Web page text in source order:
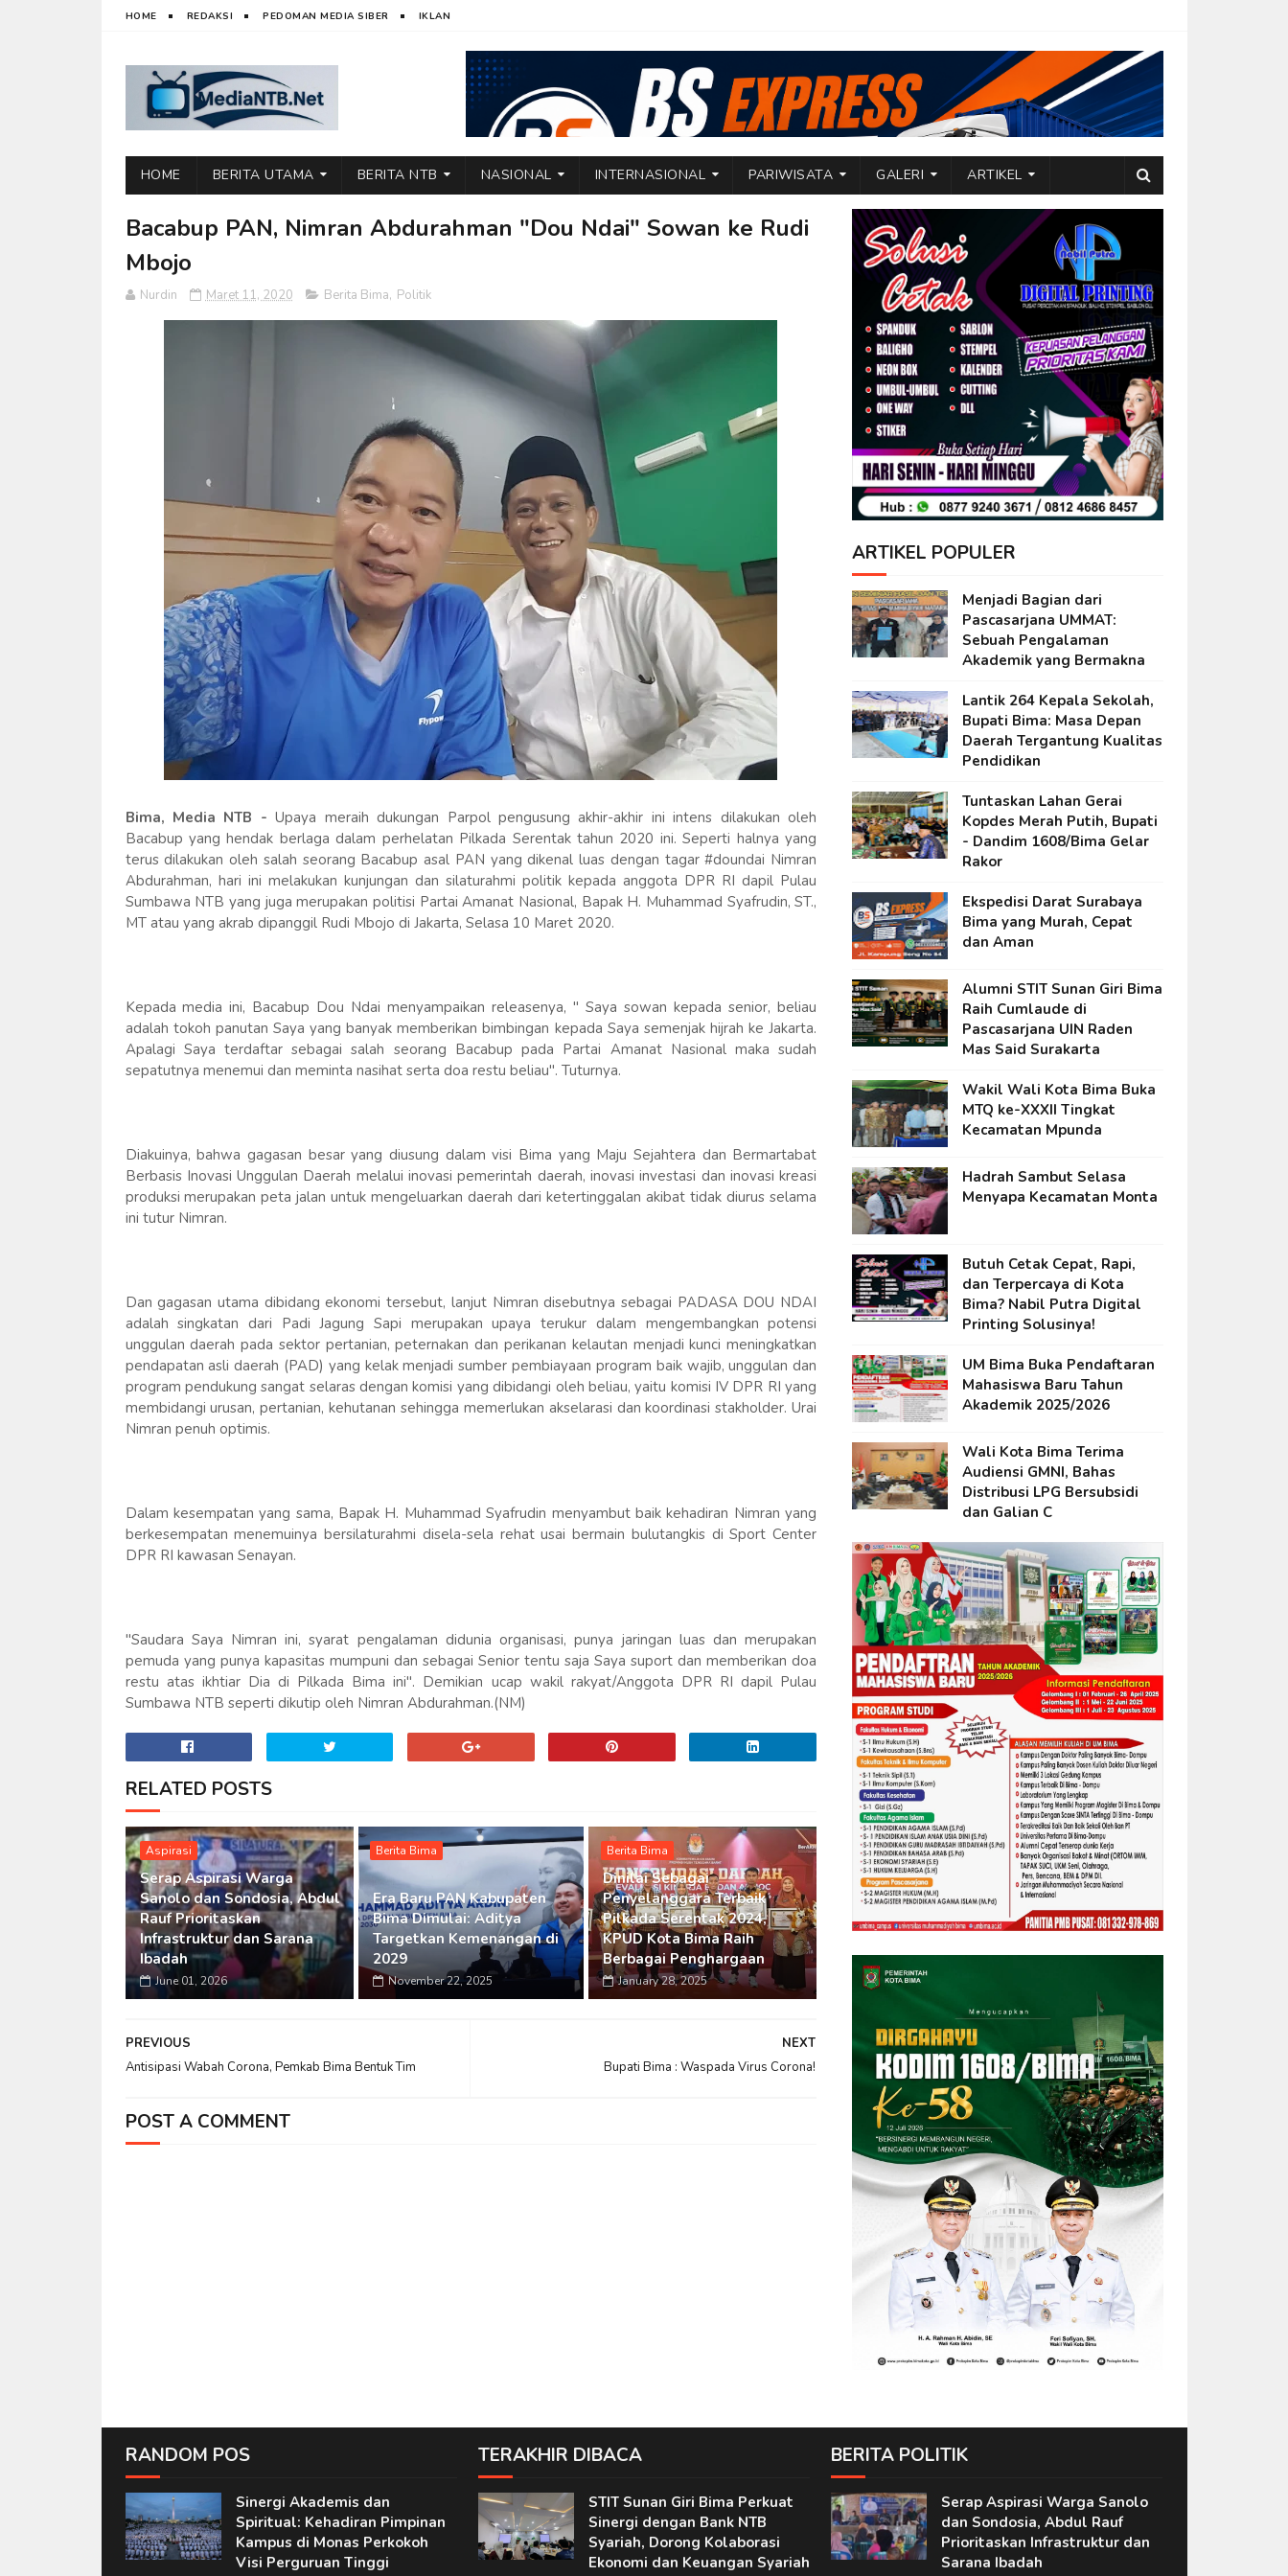
HOME REDAKSI PEDOMAN MEDIA SIBER IKLAN
HOME BERITA UTAMA BERITA NTB NASIONAL INTERNASIONAL PARIWISATA GALERI ARTIKEL
Bacabup PAN, Nimran Abdurahman "Dou Ndai" Sowan ke Rudi
Mbojo
Nurdin Maret 11, 2020 Berita Bima, Politik
Bima, Media NTB -Upaya meraih dukungan Parpol pengusung akhir-akhir ini intens dilakukan oleh
Bacabup yang hendak berlaga dalam perhelatan Pilkada Serentak tahun 2020 ini. Seperti halnya yang
terus dilakukan oleh salah seorang Bacabup asal PAN yang dikenal luas dengan tagar #doundai Nimran
Abdurahman, hari ini melakukan kunjungan dan silaturahmi politik kepada anggota DPR RI dapil Pulau
Sumbawa NTB yang juga merupakan politisi Partai Amanat Nasional, Bapak H. Muhammad Syafrudin, ST.,
MT atau yang akrab dipanggil Rudi Mbojo di Jakarta, Selasa 10 Maret 2020.
Kepada media ini, Bacabup Dou Ndai menyampaikan releasenya, " Saya sowan kepada senior, beliau
adalah tokoh panutan Saya yang banyak memberikan bimbingan kepada Saya semenjak hijrah ke Jakarta.
Apalagi Saya terdaftar sebagai salah seorang Bacabup pada Partai Amanat Nasional maka sudah
sepatutnya menemui dan meminta nasihat serta doa restu beliau". Tuturnya.
Diakuinya, bahwa gagasan besar yang diusung dalam visi Bima yang Maju Sejahtera dan Bermartabat
Berbasis Inovasi Unggulan Daerah melalui inovasi pemerintah daerah, inovasi investasi dan inovasi kreasi
produksi merupakan peta jalan untuk mengeluarkan daerah dari ketertinggalan akibat tidak diurus selama
ini tutur Nimran.
Dan gagasan utama dibidang ekonomi tersebut, lanjut Nimran disebutnya sebagai PADASA DOU NDAI
adalah singkatan dari Padi Jagung Sapi merupakan upaya terukur dalam mengembangkan potensi
unggulan daerah pada sektor pertanian, peternakan dan perikanan kelautan menjadi kunci meningkatkan
pendapatan asli daerah (PAD) yang kelak menjadi sumber pembiayaan program baik wajib, unggulan dan
program pendukung sangat selaras dengan komisi yang dibidangi oleh beliau, yaitu komisi IV DPR RI yang
membidangi urusan, pertanian, kehutanan sehingga memerlukan akselarasi dan koordinasi stakholder. Urai
Nimran penuh optimis.
Dalam kesempatan yang sama, Bapak H. Muhammad Syafrudin menyambut baik kehadiran Nimran yang
berkesempatan menemuinya bersilaturahmi disela-sela rehat usai bermain bulutangkis di Sport Center
DPR RI kawasan Senayan.
"Saudara Saya Nimran ini, syarat pengalaman didunia organisasi, punya jaringan luas dan merupakan
pemuda yang punya kapasitas mumpuni dan sebagai Senior tentu saja Saya suport dan memberikan doa
restu atas ikhtiar Dia di Pilkada Bima ini". Demikian ucap wakil rakyat/Anggota DPR RI dapil Pulau
Sumbawa NTB seperti dikutip oleh Nimran Abdurahman.(NM)
RELATED POSTS
Aspirasi
Serap Aspirasi Warga
Sanolo dan Sondosia, Abdul
Rauf Prioritaskan
Infrastruktur dan Sarana
Ibadah
June 01, 2026
Berita Bima
Era Baru PAN Kabupaten
Bima Dimulai: Aditya
Targetkan Kemenangan di
2029
November 22, 2025
Berita Bima
Dinilai Sebagai
Penyelanggara Terbaik
Pilkada Serentak 2024,
KPUD Kota Bima Raih
Berbagai Penghargaan
January 28, 2025
NEXT
Bupati Bima : Waspada Virus Corona!
PREVIOUS
Antisipasi Wabah Corona, Pemkab Bima Bentuk Tim
POST A COMMENT
ARTIKEL POPULER
Menjadi Bagian dari
Pascasarjana UMMAT:
Sebuah Pengalaman
Akademik yang Bermakna
Lantik 264 Kepala Sekolah,
Bupati Bima: Masa Depan
Daerah Tergantung Kualitas
Pendidikan
Tuntaskan Lahan Gerai
Kopdes Merah Putih, Bupati
- Dandim 1608/Bima Gelar
Rakor
Ekspedisi Darat Surabaya
Bima yang Murah, Cepat
dan Aman
Alumni STIT Sunan Giri Bima
Raih Cumlaude di
Pascasarjana UIN Raden
Mas Said Surakarta
Wakil Wali Kota Bima Buka
MTQ ke-XXXII Tingkat
Kecamatan Mpunda
Hadrah Sambut Selasa
Menyapa Kecamatan Monta
Butuh Cetak Cepat, Rapi,
dan Terpercaya di Kota
Bima? Nabil Putra Digital
Printing Solusinya!
UM Bima Buka Pendaftaran
Mahasiswa Baru Tahun
Akademik 2025/2026
Wali Kota Bima Terima
Audiensi GMNI, Bahas
Distribusi LPG Bersubsidi
dan Galian C
RANDOM POS
Sinergi Akademis dan
Spiritual: Kehadiran Pimpinan
Kampus di Monas Perkokoh
Visi Perguruan Tinggi
TERAKHIR DIBACA
STIT Sunan Giri Bima Perkuat
Sinergi dengan Bank NTB
Syariah, Dorong Kolaborasi
Ekonomi dan Keuangan Syariah
BERITA POLITIK
Serap Aspirasi Warga Sanolo
dan Sondosia, Abdul Rauf
Prioritaskan Infrastruktur dan
Sarana Ibadah